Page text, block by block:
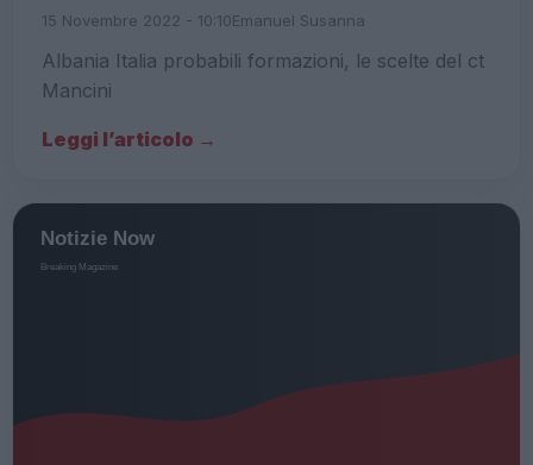
15 Novembre 2022 - 10:10Emanuel Susanna
Albania Italia probabili formazioni, le scelte del ct
Mancini
Leggi l’articolo →